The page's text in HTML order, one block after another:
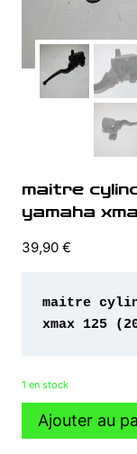
maitre
yamaha
39,90 €
maitre
xmax 125
1 en stock
quantité
Ajouter au